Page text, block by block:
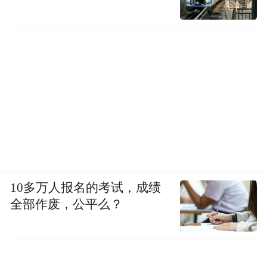
10多万人报名的考试，成绩
全部作废，公平么？